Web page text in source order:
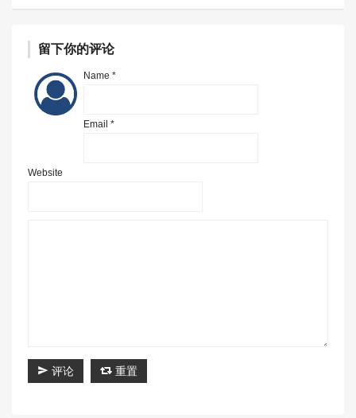
留下你的评论
Name *
Email *
Website
评论 重置